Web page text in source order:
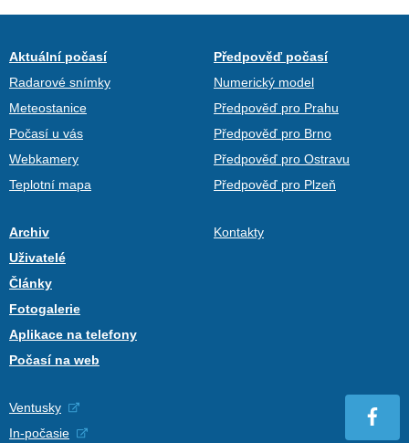
Aktuální počasí
Radarové snímky
Meteostanice
Počasí u vás
Webkamery
Teplotní mapa
Předpověď počasí
Numerický model
Předpověď pro Prahu
Předpověď pro Brno
Předpověď pro Ostravu
Předpověď pro Plzeň
Archiv
Uživatelé
Články
Fotogalerie
Aplikace na telefony
Počasí na web
Kontakty
Ventusky
In-počasie